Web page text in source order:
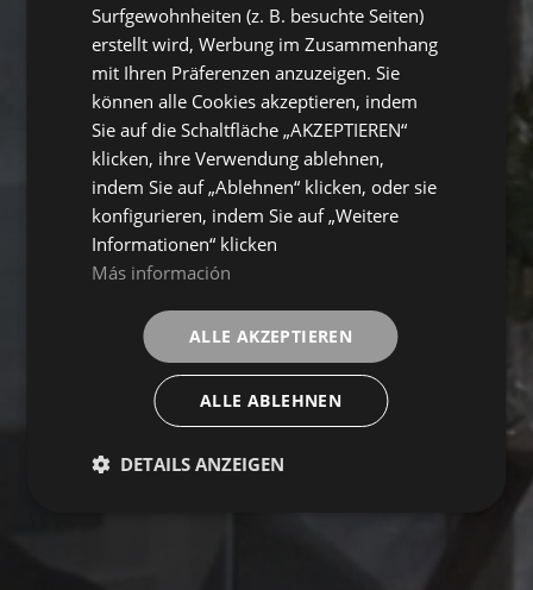
Surfgewohnheiten (z. B. besuchte Seiten)
erstellt wird, Werbung im Zusammenhang
mit Ihren Präferenzen anzuzeigen. Sie
können alle Cookies akzeptieren, indem
Sie auf die Schaltfläche „AKZEPTIEREN“
klicken, ihre Verwendung ablehnen,
indem Sie auf „Ablehnen“ klicken, oder sie
konfigurieren, indem Sie auf „Weitere
Informationen“ klicken
Más información
ALLE AKZEPTIEREN
ALLE ABLEHNEN
DETAILS ANZEIGEN